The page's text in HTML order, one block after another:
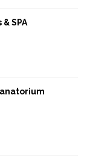
SPA